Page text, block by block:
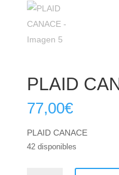
PLAID
77,00€
PLAID CANACE
42 disponibles